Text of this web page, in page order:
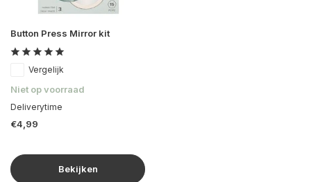
Button Press Mirror kit
Vergelijk
Niet op voorraad
Deliverytime
€4,99
Bekijken